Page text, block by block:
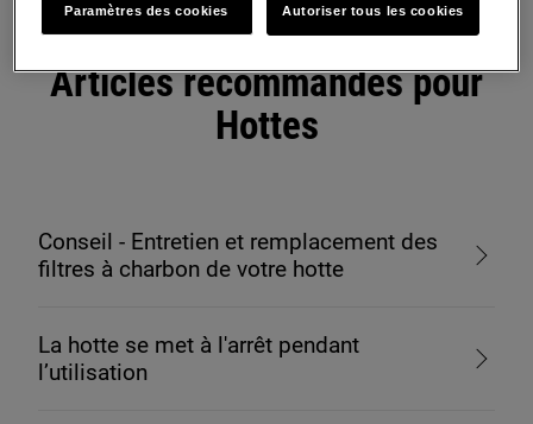
Articles recommandés pour
Hottes
Conseil - Entretien et remplacement des
filtres à charbon de votre hotte
La hotte se met à l'arrêt pendant
l’utilisation
Paramètres des cookies Autoriser tous les cookies